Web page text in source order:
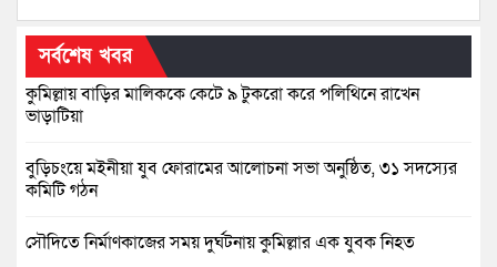
সর্বশেষ খবর
কুমিল্লায় বাড়ির মালিককে কেটে ৯ টুকরো করে পলিথিনে রাখেন
ভাড়াটিয়া
বুড়িচংয়ে মইনীয়া যুব ফোরামের আলোচনা সভা অনুষ্ঠিত, ৩১ সদস্যের
কমিটি গঠন
সৌদিতে নির্মাণকাজের সময় দুর্ঘটনায় কুমিল্লার এক যুবক নিহত